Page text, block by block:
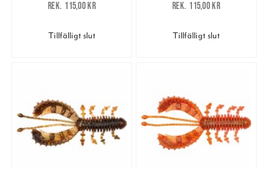
115,00 kr
115,00 kr
Tillfälligt slut
115,00 kr
115,00 kr
Tillfälligt slut